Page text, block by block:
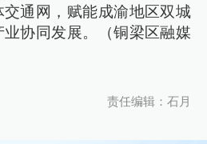
通网，赋能成渝地区双城
协同发展。（铜梁区融媒
责任编辑：石月